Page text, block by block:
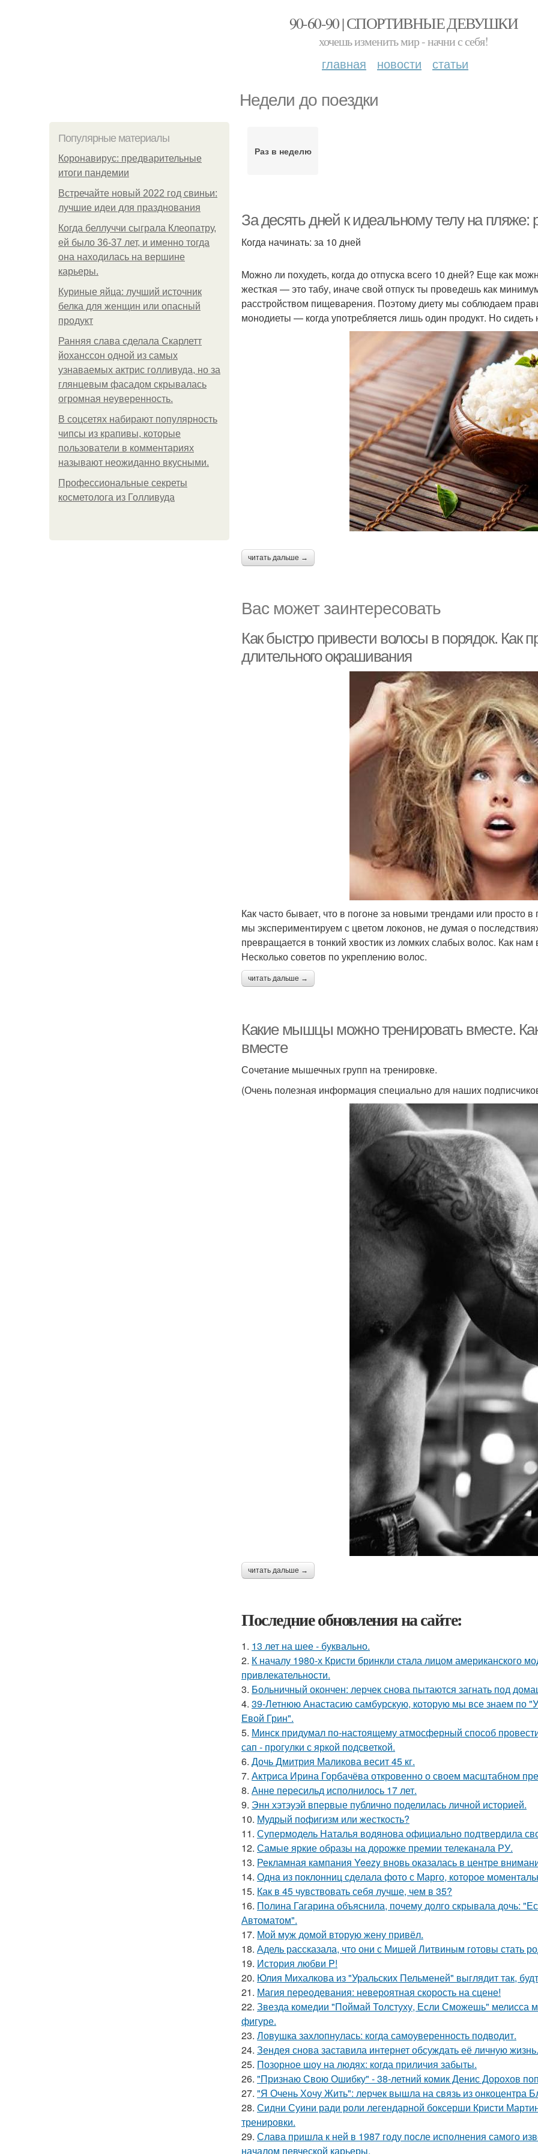
90-60-90 | СПОРТИВНЫЕ ДЕВУШКИ
хочешь изменить мир - начни с себя!
главная новости статьи
Недели до поездки
Популярные материалы
Коронавирус: предварительные
итоги пандемии
Встречайте новый 2022 год свиньи:
лучшие идеи для празднования
Когда беллуччи сыграла Клеопатру,
ей было 36-37 лет, и именно тогда
она находилась на вершине
карьеры.
Куриные яйца: лучший источник
белка для женщин или опасный
продукт
Ранняя слава сделала Скарлетт
йоханссон одной из самых
узнаваемых актрис голливуда, но за
глянцевым фасадом скрывалась
огромная неуверенность.
В соцсетях набирают популярность
чипсы из крапивы, которые
пользователи в комментариях
называют неожиданно вкусными.
Профессиональные секреты
косметолога из Голливуда
Раз в неделю
За десять дней к идеальному телу на пляже:
Когда начинать: за 10 дней
Можно ли похудеть, когда до отпуска всего 10 дней? Еще как
жесткая — это табу, иначе свой отпуск ты проведешь как
расстройством пищеварения. Поэтому диету мы соблюдаем
монодиеты — когда употребляется лишь один продукт. Но
читать дальше →
Вас может заинтересовать
Как быстро привести волосы в порядок. Как
длительного окрашивания
Как часто бывает, что в погоне за новыми трендами или просто в
мы экспериментируем с цветом локонов, не думая о
превращается в тонкий хвостик из ломких слабых волос. Как
Несколько советов по укреплению волос.
читать дальше →
Какие мышцы можно тренировать вместе.
вместе
Сочетание мышечных групп на тренировке.
(Очень полезная информация специально для наших
читать дальше →
Последние обновления на сайте:
1. 13 лет на шее - буквально.
2. К началу 1980-х Кристи бринкли стала лицом американского
привлекательности.
3. Больничный окончен: лерчек снова пытаются загнать под
4. 39-Летнюю Анастасию самбурскую, которую мы все знаем по
Евой Грин".
5. Минск придумал по-настоящему атмосферный способ
сап - прогулки с яркой подсветкой.
6. Дочь Дмитрия Маликова весит 45 кг.
7. Актриса Ирина Горбачёва откровенно о своем масштабном
8. Анне пересильд исполнилось 17 лет.
9. Энн хэтэуэй впервые публично поделилась личной историей.
10. Мудрый пофигизм или жесткость?
11. Супермодель Наталья водянова официально подтвердила
12. Самые яркие образы на дорожке премии телеканала РУ.
13. Рекламная кампания Yeezy вновь оказалась в центре
14. Однa из поклонниц сдeлала фото с Марго, которое
15. Как в 45 чувствовать себя лучше, чем в 35?
16. Полина Гагарина объяснила, почему долго скрывала дочь:
Автоматом".
17. Мой муж домой вторую жену привёл.
18. Адель рассказала, что они с Мишей Литвиным готовы стать
19. История любви P!
20. Юлия Михалкова из "Уральских Пельменей" выглядит так,
21. Магия переодевания: невероятная скорость на сцене!
22. Звезда комедии "Поймай Толстуху, Если Сможешь" мелисса
фигуре.
23. Ловушка захлопнулась: когда самоуверенность подводит.
24. Зендея снова заставила интернет обсуждать её личную жизнь.
25. Позорное шоу на людях: когда приличия забыты.
26. "Признаю Свою Ошибку" - 38-летний комик Денис Дорохов
27. "Я Очень Хочу Жить": лерчек вышла на связь из онкоцентра
28. Сидни Суини ради роли легендарной боксерши Кристи
тренировки.
29. Слава пришла к ней в 1987 году после исполнения самого
началом певческой карьеры.